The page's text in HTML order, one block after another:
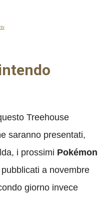
Treehouse
saranno presentati,
i prossimi Pokémon
a novembre
giorno invece